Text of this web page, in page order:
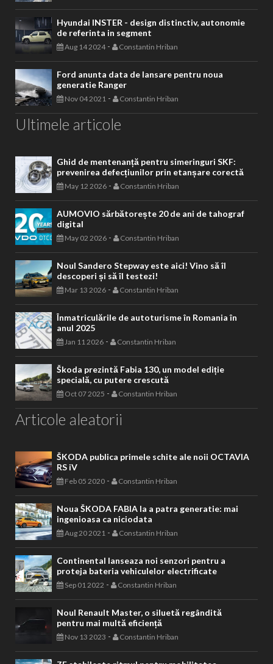
Hyundai INSTER - design distinctiv, autonomie
de referinta in segment
Aug 14 2024- Constantin Hriban
Ford anunta data de lansare pentru noua
generatie Ranger
Nov 04 2021 - Constantin Hriban
Ultimele articole
Ghid de mentenanță pentru simeringuri SKF:
prevenirea defecțiunilor prin etanșare corectă
May 12 2026 - Constantin Hriban
AUMOVIO sărbătorește 20 de ani de tahograf
digital
May 02 2026 - Constantin Hriban
Noul Sandero Stepway este aici! Vino să îl
descoperi și să îl testezi!
Mar 13 2026 - Constantin Hriban
Înmatriculările de autoturisme în Romania în
anul 2025
Jan 11 2026 - Constantin Hriban
Škoda prezintă Fabia 130, un model ediție
specială, cu putere crescută
Oct 07 2025 - Constantin Hriban
Articole aleatorii
ŠKODA publica primele schite ale noii OCTAVIA
RS iV
Feb 05 2020 - Constantin Hriban
Noua ŠKODA FABIA la a patra generatie: mai
ingenioasa ca niciodata
Aug 20 2021 - Constantin Hriban
Continental lanseaza noi senzori pentru a
proteja bateria vehiculelor electrificate
Sep 01 2022 - Constantin Hriban
Noul Renault Master, o siluetă regândită
pentru mai multă eficiență
Nov 13 2023 - Constantin Hriban